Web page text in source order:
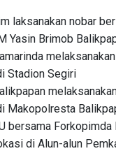
laksanakan nobar
Yasin Brimob
Stadion Segiri
Makopolresta
bersama Forkopimda
di Alun-alun